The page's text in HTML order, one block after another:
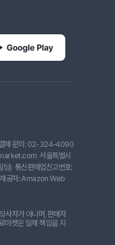
제 문의: 02-324-4090
서울특별시
딩) 통신판매업신고번호:
제공자: Amazon Web
사자가 아니며, 판매자
마켓은 일체 책임을 지